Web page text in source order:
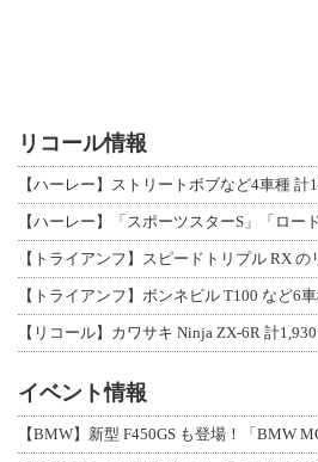
リコール情報
【ハーレー】ストリートボブなど4車種
【トライアンフ】スピードトリプル RX
【リコール】カワサキ Ninja ZX-6R 計
イベント情報
【BMW】新型 F450GS も登場！「BMW